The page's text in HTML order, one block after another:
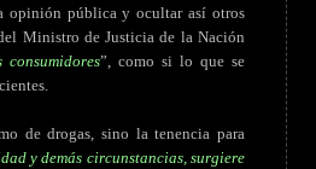
opinión pública y ocultar así otros
Ministro de Justicia de la Nación
”, como si lo que se
de drogas, sino la tenencia para
y demás circunstancias, surgiere